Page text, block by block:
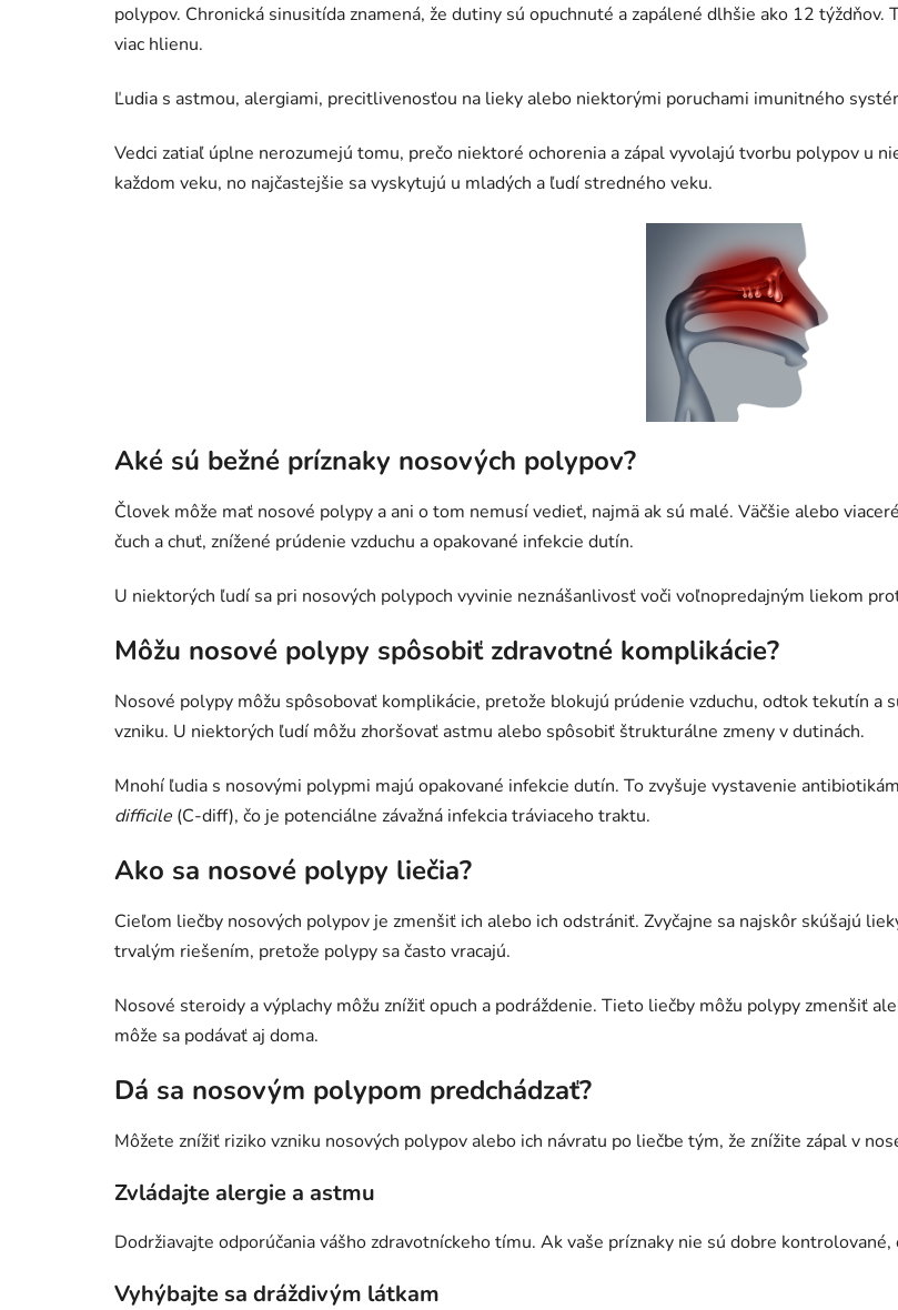
polypov. Chronická sinusitída znamená, že dutiny sú opuchnuté a zapálené dlhšie ako 12
viac hlienu.
Ľudia s astmou, alergiami, precitlivenosťou na lieky alebo niektorými poruchami imunitného
Vedci zatiaľ úplne nerozumejú tomu, prečo niektoré ochorenia a zápal vyvolajú tvorbu polypov u
každom veku, no najčastejšie sa vyskytujú u mladých a ľudí stredného veku.
Aké sú bežné príznaky nosových polypov?
Človek môže mať nosové polypy a ani o tom nemusí vedieť, najmä ak sú malé. Väčšie alebo
čuch a chuť, znížené prúdenie vzduchu a opakované infekcie dutín.
U niektorých ľudí sa pri nosových polypoch vyvinie neznášanlivosť voči voľnopredajným liekom
Môžu nosové polypy spôsobiť zdravotné komplikácie?
Nosové polypy môžu spôsobovať komplikácie, pretože blokujú prúdenie vzduchu, odtok tekutín a
vzniku. U niektorých ľudí môžu zhoršovať astmu alebo spôsobiť štrukturálne zmeny v dutinách.
Mnohí ľudia s nosovými polypmi majú opakované infekcie dutín. To zvyšuje vystavenie
difficile (C-diff), čo je potenciálne závažná infekcia tráviaceho traktu.
Ako sa nosové polypy liečia?
Cieľom liečby nosových polypov je zmenšiť ich alebo ich odstrániť. Zvyčajne sa najskôr skúšajú
trvalým riešením, pretože polypy sa často vracajú.
Nosové steroidy a výplachy môžu znížiť opuch a podráždenie. Tieto liečby môžu polypy zmenšiť
môže sa podávať aj doma.
Dá sa nosovým polypom predchádzať?
Môžete znížiť riziko vzniku nosových polypov alebo ich návratu po liečbe tým, že znížite zápal v
Zvládajte alergie a astmu
Dodržiavajte odporúčania vášho zdravotníckeho tímu. Ak vaše príznaky nie sú dobre
Vyhýbajte sa dráždivým látkam